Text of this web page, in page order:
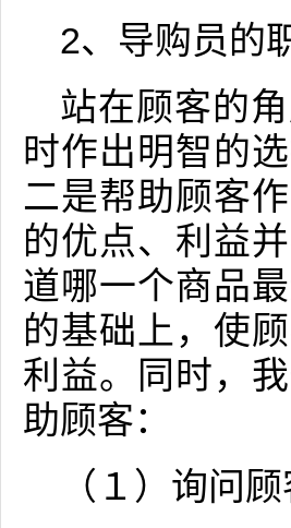
2、导购员的
站在顾客的
时作出明智的
二是帮助顾客
的优点、利益
道哪一个商品
的基础上，使
利益。同时，
助顾客：
（１）询问